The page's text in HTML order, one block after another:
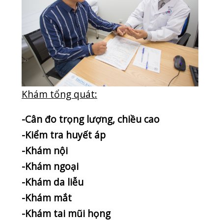
Khi bạn đến siêu âm xin bạn đừng lo
lắng , hãy lắng nghe lời khuyên của thày
thuốc chúng tôi:
Siêu âm là phương pháp chẩn đoán
không độc hại cho bệnh nhân và thai
nhi nhưng việc sử dụng siêu âm phải có
Cần khám lâm sàng trước để chỉ định,
hướng cho siêu âm được chính xác.
Siêu âm phụ sản, tiết niệu, ổ bụng cần
uống nhiều nước và nhịn đi tiểu để
căng bàng quang trước khi vào khám
siêu âm.